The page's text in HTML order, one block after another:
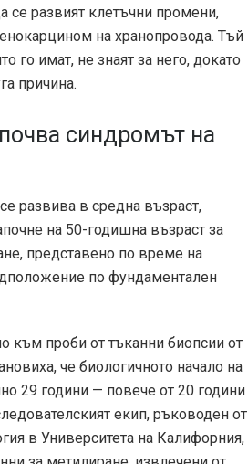
се развият клетъчни промени,
на хранопровода. Тъй
го имат, не знаят за него, докато
причина.
синдромът на
развива в средна възраст,
на 50-годишна възраст за
представено по време на
по фундаментален
към проби от тъканни биопсии от
че биологичното начало на
29 години — повече от 20 години
екип, ръководен от
в Университета на Калифорния,